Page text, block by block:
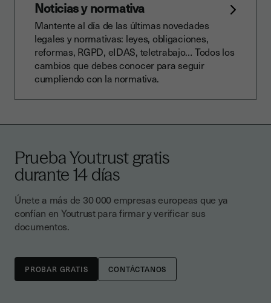
Noticias y normativa
Mantente al día de las últimas novedades
legales y normativas: leyes, obligaciones,
reformas, RGPD, eIDAS, teletrabajo… Todos los
cambios que debes conocer para seguir
cumpliendo con la normativa.
Prueba Youtrust gratis
durante 14 días
Únete a más de 30 000 empresas europeas que ya
confían en Youtrust para firmar y verificar sus
documentos.
CONTÁCTANOS